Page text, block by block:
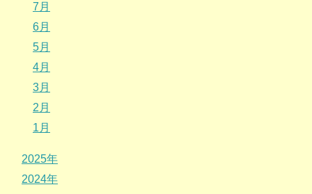
7月
6月
5月
4月
3月
2月
1月
2025年
2024年